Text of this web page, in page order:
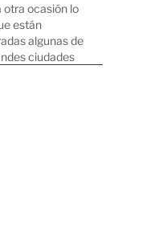
otra ocasión lo
están
algunas de
ciudades